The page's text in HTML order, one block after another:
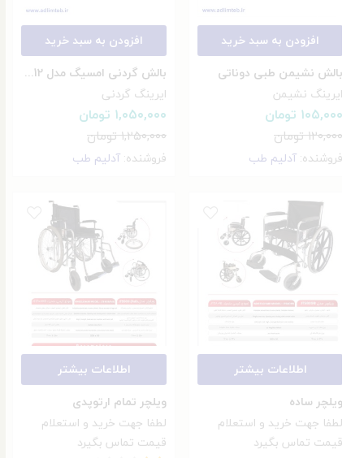
افزودن به سبد خرید
بالش نشیمن طبی دوناتی
ایرینگ نشیمن
۱۰۵,۰۰۰تومان
۱۲۰,۰۰۰تومان
فروشنده:آدلیم طب
افزودن به سبد خرید
بالش گردنی امسیگ مدل MF12
ایرینگ گردنی
۱,۰۵۰,۰۰۰ تومان
۱,۲۵۰,۰۰۰تومان
فروشنده:آدلیم طب
اطلاعات بیشتر
ویلچر ساده
لطفا جهت خرید و استعلام
قیمت تماس بگیرد
اطلاعات بیشتر
ویلچر تمام ارتوپدی
لطفا جهت خرید و استعلام
قیمت تماس بگیرد